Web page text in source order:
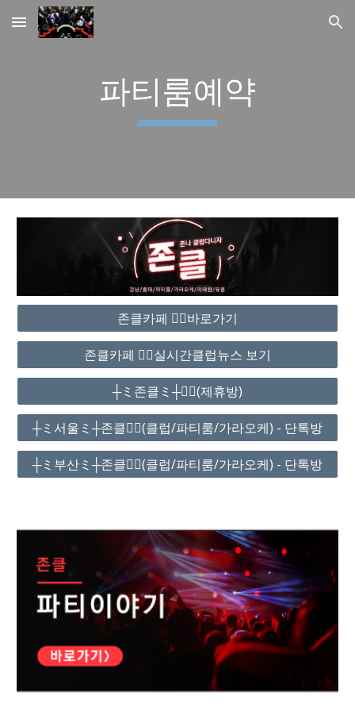
Skip to main content Skip to navigation
파티룸예약
존클카페 ❤️‍🔥바로가기
존클카페 ❤️‍🔥실시간클럽뉴스 보기
┼ミ존클ミ┼❤️‍🔥(제휴방)
┼ミ서울ミ┼존클❤️‍🔥(클럽/파티룸/가라오케) - 단톡방
┼ミ부산ミ┼존클❤️‍🔥(클럽/파티룸/가라오케) - 단톡방